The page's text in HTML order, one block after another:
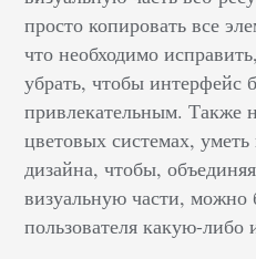
просто копировать все
что необходимо
убрать, чтобы интерфейс
привлекательным. Также
цветовых системах,
дизайна, чтобы,
визуальную части, можно
пользователя какую-